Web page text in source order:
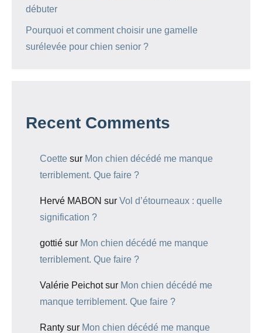
débuter
Pourquoi et comment choisir une gamelle
surélevée pour chien senior ?
Recent Comments
Coette sur Mon chien décédé me manque
terriblement. Que faire ?
Hervé MABON sur Vol d’étourneaux : quelle
signification ?
gottié sur Mon chien décédé me manque
terriblement. Que faire ?
Valérie Peichotsur Mon chien décédé me
manque terriblement. Que faire ?
Ranty sur Mon chien décédé me manque